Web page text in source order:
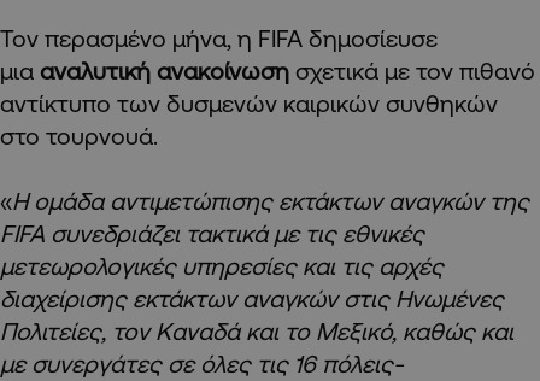
Τον περασμένο μήνα, η FIFA δημοσίευσε
μια αναλυτική ανακοίνωση σχετικά με τον πιθανό
αντίκτυπο των δυσμενών καιρικών συνθηκών
στο τουρνουά.
«Η ομάδα αντιμετώπισης εκτάκτων αναγκών της
FIFA συνεδριάζει τακτικά με τις εθνικές
μετεωρολογικές υπηρεσίες και τις αρχές
διαχείρισης εκτάκτων αναγκών στις Ηνωμένες
Πολιτείες, τον Καναδά και το Μεξικό, καθώς και
με συνεργάτες σε όλες τις 16 πόλεις-